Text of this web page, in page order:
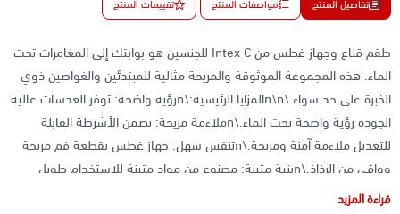
تفاصيل المنتج مواصفات المنتج تقييمات المنتج
طقم قناع وجهاز غطس من Intex C للجنسين هو بوابتك إلى المغامرات تحت
الماء. هذه المجموعة الموثوقة والمريحة مثالية للمبتدئين والغواصين ذوي
الخبرة على حد سواء.\n\nالمزايا الرئيسية:\nرؤية واضحة: توفر العدسات عالية
الجودة رؤية واضحة تحت الماء.\nملاءمة مريحة: تضمن الأشرطة القابلة
للتعديل ملاءمة آمنة ومريحة.\nتنفس سهل: جهاز غطس بقطعة فم مريحة
وواقي من الرذاذ.\nبنية متينة: مصنوع من مواد متينة للاستخدام طويل
قراءة المزيد